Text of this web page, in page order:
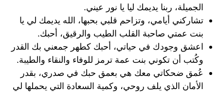
الجميلة، ربنا يديمك ليا يا نور عيني.
تشاركني أيامي، وتزاحم قلبي بحبها، الله يديمك لي يا
بنت عمتي صاحبة القلب الطيب والرقيق، أحبك.
اعشق وجودك في حياتي، أحبك كطهر جمعني بك القدر
وكُتب أن تكوني بنت عمة ترمز للوفاء والنقاء والطيبة.‏⠀
عُمق ضحكاتي معك هي بعمق حبك في صدري، بقدر
الأمان الذي يلف روحي، وكمية السعادة التي يحملها لي